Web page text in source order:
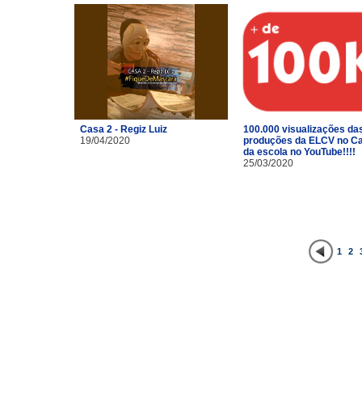
Casa 2 - Regiz Luiz
19/04/2020
100.000 visualizações
produções da ELCV no
da escola no YouTube!!!!
25/03/2020
1 2